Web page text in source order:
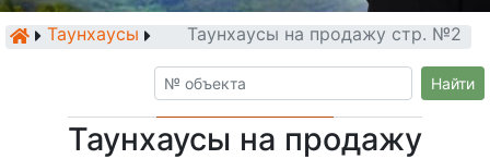
Таунхаусы Таунхаусы на продажу стр. №2
Найти
Таунхаусы на продажу